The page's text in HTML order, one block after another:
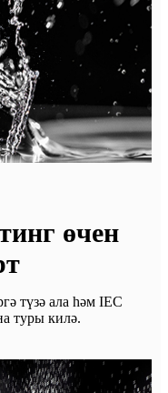
өчен
түзә ала һәм IEC
туры килә.